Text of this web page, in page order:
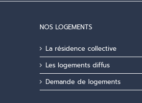
NOS LOGEMENTS
La résidence collective
Les logements diffus
Demande de logements